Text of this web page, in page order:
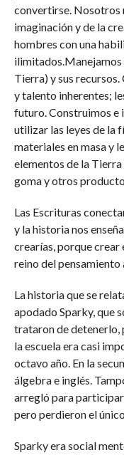
convertirse. Nosotros
imaginación y de la
hombres con una
Tierra) y sus
y talento inherentes;
futuro. Construimos e
utilizar las leyes de la
materiales en masa y
elementos de la
goma y otros
Las Escrituras
y la historia nos
crearías, porque crear
reino del pensamiento
La historia que se
apodado Sparky, que
trataron de detenerlo,
la escuela era casi
octavo año. En la
álgebra e inglés.
arregló para participar
pero perdieron el
Sparky era social